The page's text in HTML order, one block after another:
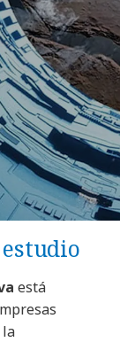
está
la